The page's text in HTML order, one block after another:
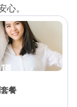
心。
餐